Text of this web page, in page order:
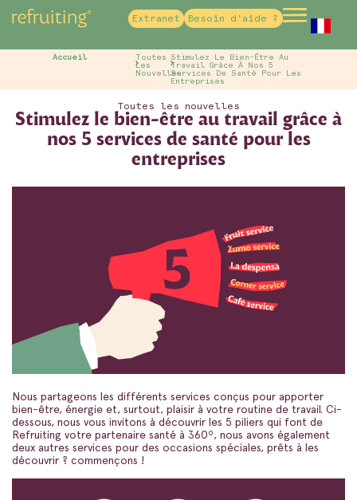
Extranet Besoin d'aide ?
Accueil
Toutes
Les
Nouvelles
Stimulez Le Bien-Être Au
Travail Grâce À Nos 5
Services De Santé Pour Les
Entreprises
Toutes les nouvelles
Stimulez le bien-être au travail grâce à
nos 5 services de santé pour les
entreprises
Nous partageons les différents services conçus pour apporter
bien-être, énergie et, surtout, plaisir à votre routine de travail. Ci-
dessous, nous vous invitons à découvrir les 5 piliers qui font de
Refruiting votre partenaire santé à 360º, nous avons également
deux autres services pour des occasions spéciales, prêts à les
découvrir ? commençons !